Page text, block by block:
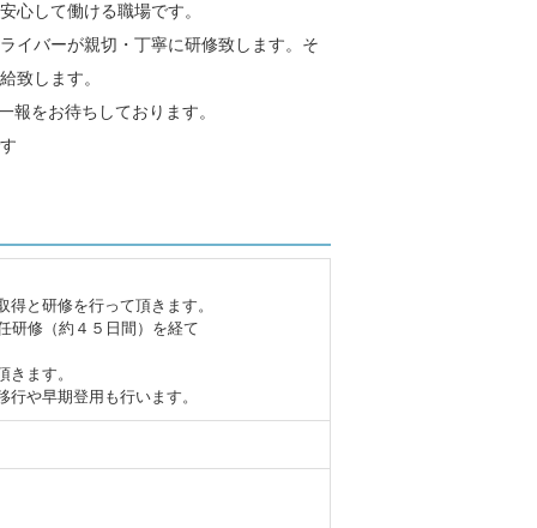
心して働ける職場です。
イバーが親切・丁寧に研修致します。そ
致します。
報をお待ちしております。
と研修を行って頂きます。
研修（約４５日間）を経て
ます。
や早期登用も行います。